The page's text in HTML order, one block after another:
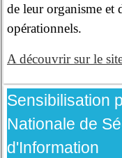
de leur organisme et
opérationnels.
A découvrir sur le
Sensibilisation
Nationale de
d'Information